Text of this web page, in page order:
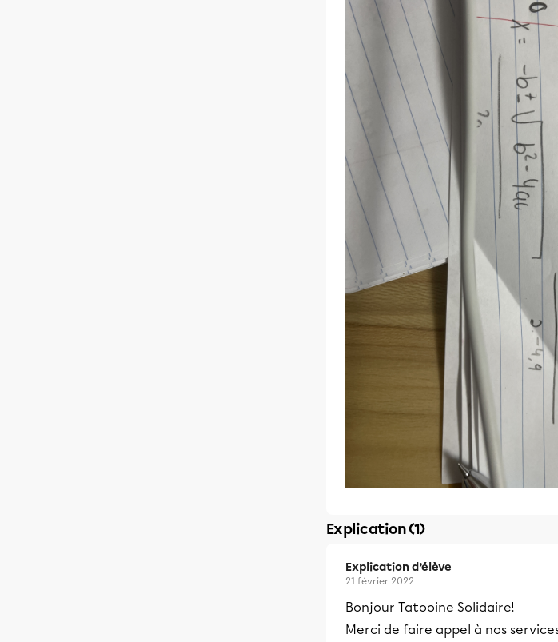
Explication (1)
Explication d’élève
21 février 2022
Bonjour Tatooine Solidaire!
Merci de faire appel à nos